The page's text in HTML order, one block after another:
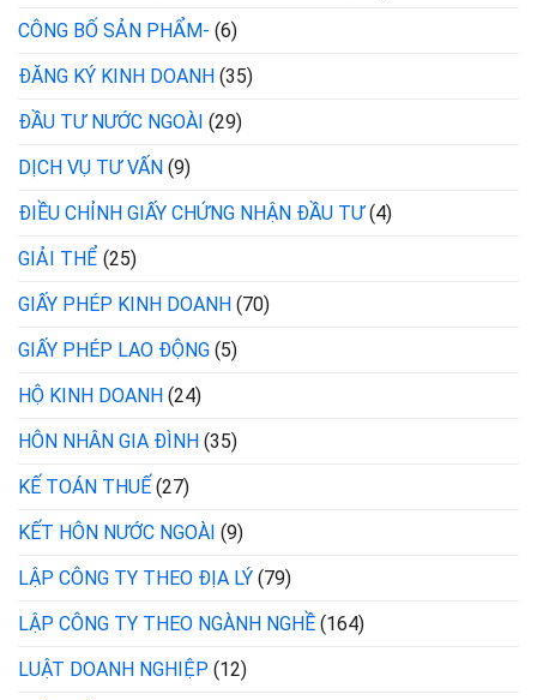
CÔNG BỐ SẢN PHẨM- (6)
ĐĂNG KÝ KINH DOANH (35)
ĐẦU TƯ NƯỚC NGOÀI (29)
DỊCH VỤ TƯ VẤN (9)
ĐIỀU CHỈNH GIẤY CHỨNG NHẬN ĐẦU TƯ(4)
GIẢI THỂ (25)
GIẤY PHÉP KINH DOANH (70)
GIẤY PHÉP LAO ĐỘNG (5)
HỘ KINH DOANH (24)
HÔN NHÂN GIA ĐÌNH (35)
KẾ TOÁN THUẾ (27)
KẾT HÔN NƯỚC NGOÀI (9)
LẬP CÔNG TY THEO ĐỊA LÝ (79)
LẬP CÔNG TY THEO NGÀNH NGHỀ (164)
LUẬT DOANH NGHIỆP (12)